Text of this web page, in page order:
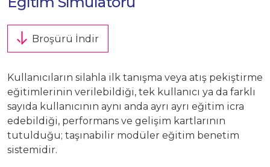
Üretim Programları
Şirket Bilgileri
Özel Durum Açıklamaları
Raporlar
Kariyer
Broşürü İndir
Kullanıcıların silahla ilk tanışma veya atış pekiştirme
eğitimlerinin verilebildiği, tek kullanıcı ya da farklı
sayıda kullanıcının aynı anda ayrı ayrı eğitim icra
edebildiği, performans ve gelişim kartlarının
tutulduğu; taşınabilir modüler eğitim benetim
sistemidir.